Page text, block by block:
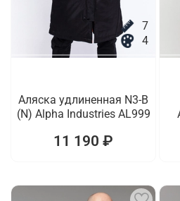
7
4
Аляска удлиненная N3-B
(N) Alpha Industries AL999
11 190 ₽